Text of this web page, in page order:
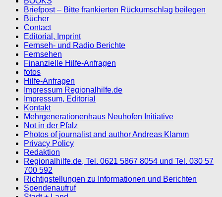
Briefpost – Bitte frankierten Rückumschlag beilegen
Bücher
Contact
Editorial, Imprint
Fernseh- und Radio Berichte
Fernsehen
Finanzielle Hilfe-Anfragen
fotos
Hilfe-Anfragen
Impressum Regionalhilfe.de
Impressum, Editorial
Kontakt
Mehrgenerationenhaus Neuhofen Initiative
Not in der Pfalz
Photos of journalist and author Andreas Klamm
Privacy Policy
Redaktion
Regionalhilfe.de, Tel. 0621 5867 8054 und Tel. 030 57
700 592
Richtigstellungen zu Informationen und Berichten
Spendenaufruf